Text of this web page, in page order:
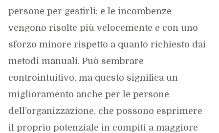
persone per gestirli; e le incombenze
vengono risolte più velocemente e con uno
sforzo minore rispetto a quanto richiesto dai
metodi manuali. Può sembrare
controintuitivo, ma questo significa un
miglioramento anche per le persone
dell’organizzazione, che possono esprimere
il proprio potenziale in compiti a maggiore